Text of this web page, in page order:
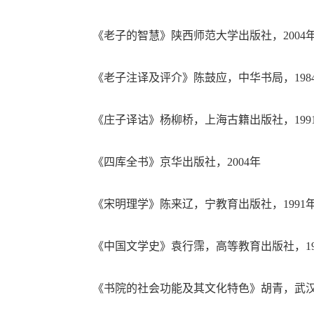
《老子的智慧》陕西师范大学出版社，2004
《老子注译及评介》陈鼓应，中华书局，
《庄子译诂》杨柳桥，上海古籍出版社，
《四库全书》京华出版社，2004年
《宋明理学》陈来辽，宁教育出版社，1991
《中国文学史》袁行霈，高等教育出版社，
《书院的社会功能及其文化特色》胡青，武